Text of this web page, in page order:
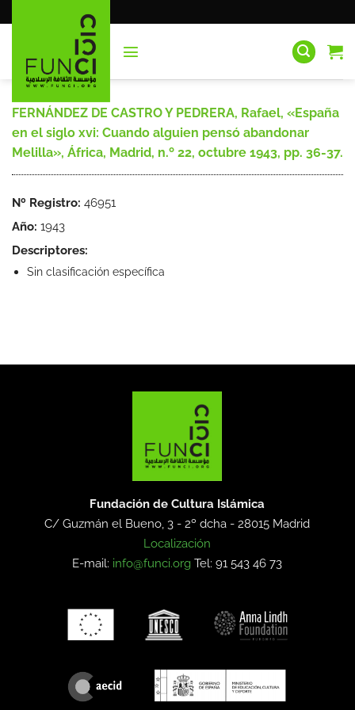
al
FERNÁNDEZ DE CASTRO Y PEDRERA, Rafael, «España
en el siglo xvi: Cuando alguien pensó abandonar
Melilla», África, Madrid, n.º 22, octubre 1943, pp. 36-37.
Nº Registro: 46951
Año: 1943
Descriptores:
Sin clasificación específica
Fundación de Cultura Islámica
C/ Guzmán el Bueno, 3 - 2º dcha -28015 Madrid
Localización
E-mail: info@funci.org Tel: 91 543 46 73